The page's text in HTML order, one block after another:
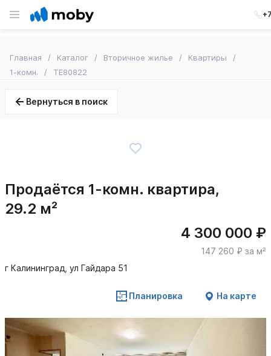
Главная Каталог Вторичное жилье
Квартиры
1-комн.
TE80822
Вернуться в поиск
Продаётся 1-комн. квартира,
29.2 м²
4 300 000 ₽
147 260 ₽ за м²
г Калининград, ул Гайдара 51
Планировка На карте